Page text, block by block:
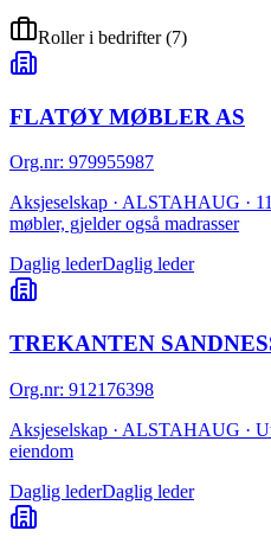
Roller i bedrifter(7)
FLATØY MØBLER AS
Org.nr: 979955987
Aksjeselskap · ALSTAHAUG ·
møbler, gjelder også madrasser
Daglig lederDaglig leder
TREKANTEN
Org.nr: 912176398
Aksjeselskap · ALSTAHAUG ·
eiendom
Daglig lederDaglig leder